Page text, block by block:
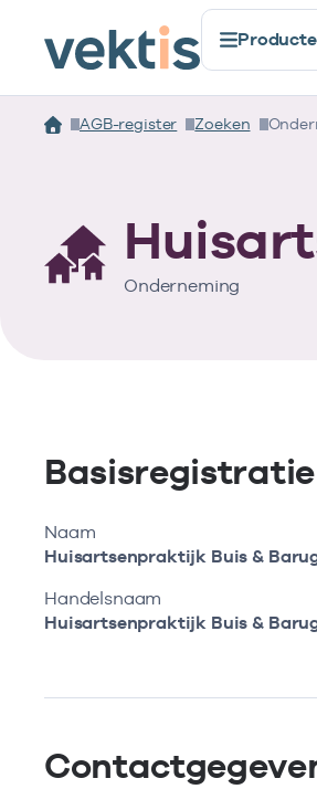
AGB-register Zoeken
Onderneming
Basisregistratie
Naam
Huisartsenpraktijk Buis &
Handelsnaam
Huisartsenpraktijk Buis &